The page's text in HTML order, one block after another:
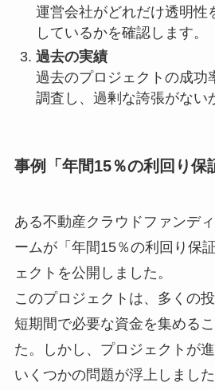
運営会社がどれだけ透明性
しているかを確認します。
過去の実績
過去のプロジェクトの成功
調査し、過剰な誇張がない
事例「年間15％の利回り保
ある不動産クラウドファンデ
ームが「年間15％の利回り保
ェクトを公開しました。
このプロジェクトは、多くの
短期間で必要な資金を集める
た。しかし、プロジェクトが
いくつかの問題が浮上しました